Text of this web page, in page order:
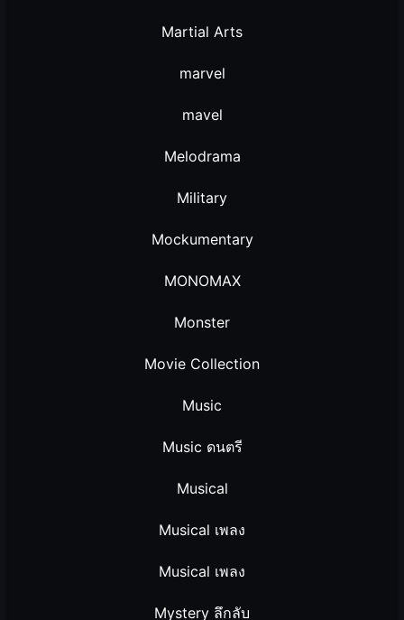
Martial Arts
marvel
mavel
Melodrama
Military
Mockumentary
MONOMAX
Monster
Movie Collection
Music
Music ดนตรี
Musical
Musical เพลง
Musical เพลง
Mystery ลึกลับ